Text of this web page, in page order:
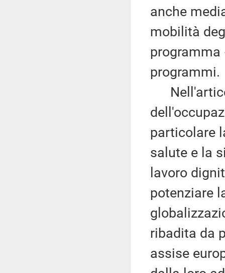
anche
mobilità
programma
programmi.
particolare
salute e la
lavoro
potenziare
ribadita da
assise